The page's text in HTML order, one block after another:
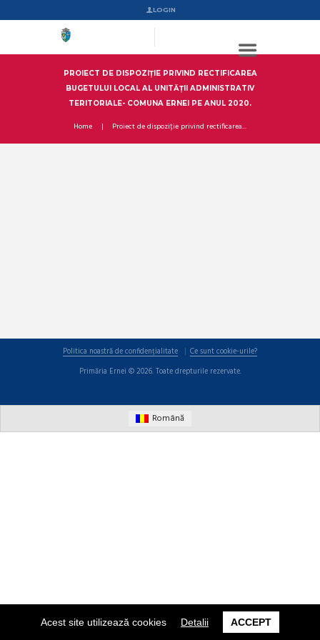
Acest site utilizează cookies Detalii ACCEPT
LOGIN
PROIECT DE DISPOZIȚIE PRIVIND RECTIFICAREA
BUGETULUI LOCAL AL UNITĂȚII ADMINISTRATIV
TERITORIALE- COMUNA ERNEI PE ANUL 2020.
Home Proiect de dispoziție privind rectificarea...
Politica noastră de confidențialitate
Ce sunt cookie-urile?
Primăria Ernei © 2026. Toate drepturile rezervate.
Română